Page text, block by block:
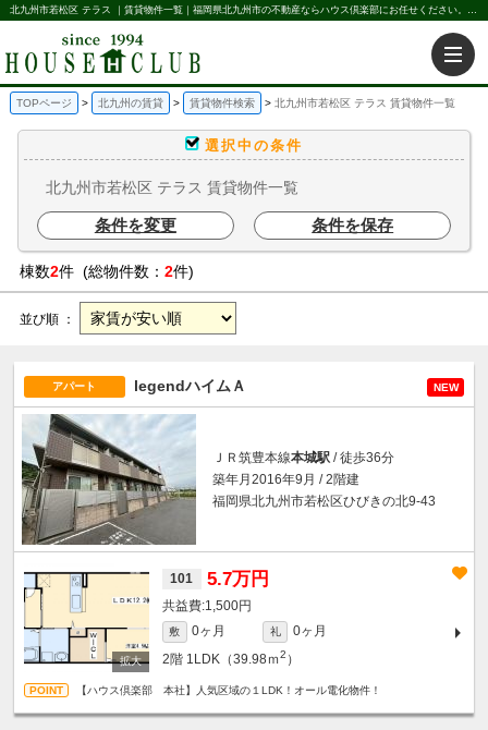
北九州市若松区 テラス ｜賃貸物件一覧｜福岡県北九州市の不動産ならハウス倶楽部にお任せください。北九州の賃貸・売買・不動産買取などを不動産に関することならなんでもお任せ。
TOPページ 北九州の賃貸 賃貸物件検索 北九州市若松区 テラス 賃貸物件一覧
選択中の条件
北九州市若松区 テラス 賃貸物件一覧
条件を変更 条件を保存
棟数2件 (総物件数： 2件)
並び順 ：
アパート legendハイムＡ NEW
ＪＲ筑豊本線本城駅 / 徒歩36分
築年月2016年9月 / 2階建
福岡県北九州市若松区ひびきの北9-43
101 5.7万円
1,500円
敷 0ヶ月 礼
0ヶ月
2階 1LDK（39.98ｍ2 ）
【ハウス倶楽部 本社】人気区域の１LDK！オール電化物件！